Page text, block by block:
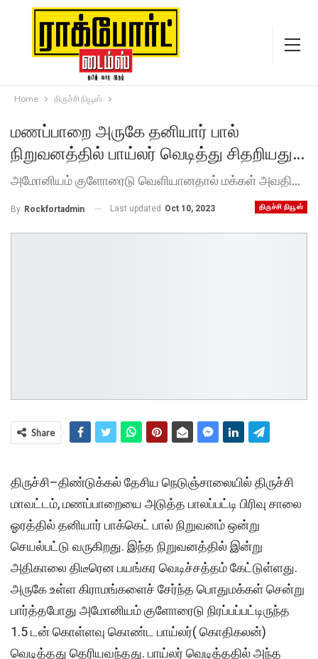
Home திருச்சி நியூஸ்
மணப்பாறை அருகே தனியார் பால்
நிறுவனத்தில் பாய்லர் வெடித்து சிதறியது…
அமோனியம் குளோரைடு வெளியானதால் மக்கள் அவதி...
திருச்சி நியூஸ்
By Rockfortadmin Last updated Oct 10, 2023
Share
திருச்சி–திண்டுக்கல் தேசிய நெடுஞ்சாலையில் திருச்சி
மாவட்டம், மணப்பாறையை அடுத்த பாலப்பட்டி பிரிவு சாலை
ஓரத்தில் தனியார் பாக்கெட் பால் நிறுவனம் ஒன்று
செயல்பட்டு வருகிறது. இந்த நிறுவனத்தில் இன்று
அதிகாலை திடீரென பயங்கர வெடிச்சத்தம் கேட்டுள்ளது.
அருகே உள்ள கிராமங்களைச் சேர்ந்த பொதுமக்கள் சென்று
பார்த்தபோது அமோனியம் குளோரைடு நிரப்பப்பட்டிருந்த
1.5 டன் கொள்ளவு கொண்ட பாய்லர்( கொதிகலன்)
வெடித்தது தெரியவந்தது. பாய்லர் வெடித்ததில் அந்த